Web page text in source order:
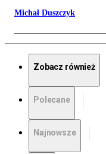
Michał Duszczyk
Zobacz również
Polecane
Najnowsze